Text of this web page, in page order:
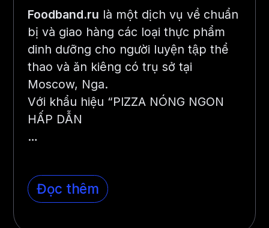
Foodband.ru là một dịch vụ về chuẩn
bị và giao hàng các loại thực phẩm
dinh dưỡng cho người luyện tập thể
thao và ăn kiêng có trụ sở tại
Moscow, Nga.
Với khẩu hiệu “PIZZA NÓNG NGON
HẤP DẪN
…
Đọc thêm